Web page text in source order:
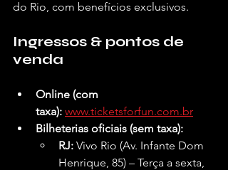
do Rio, com benefícios exclusivos.
Ingressos & pontos de
venda
Online (com
taxa): www.ticketsforfun.com.br
Bilheterias oficiais (sem taxa):
RJ: Vivo Rio (Av. Infante Dom
Henrique, 85) – Terça a sexta,